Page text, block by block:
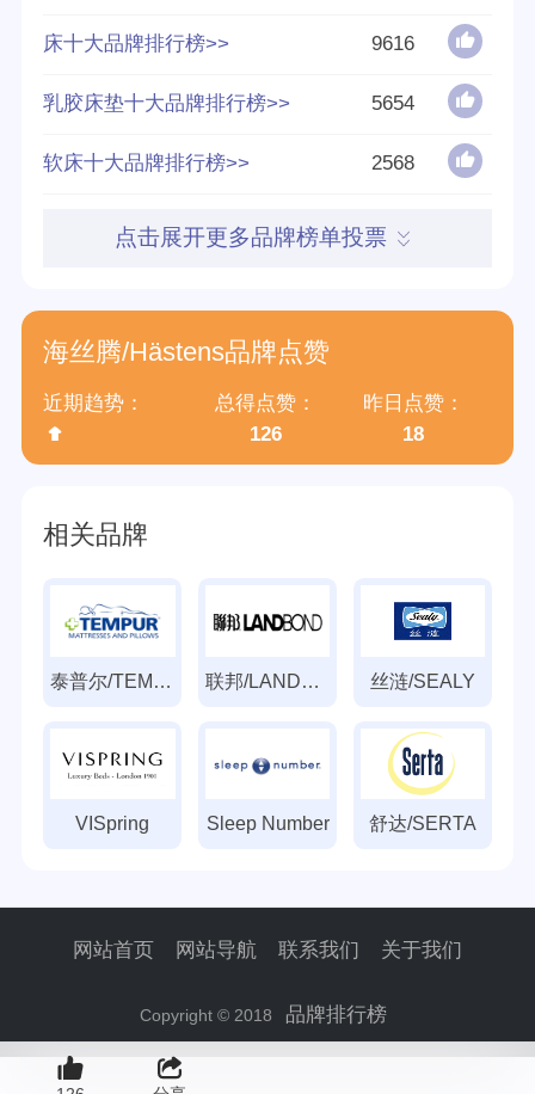
90%
床十大品牌排行榜>> 9616
乳胶床垫十大品牌排行榜>> 5654
软床十大品牌排行榜>> 2568
点击展开更多品牌榜单投票
海丝腾/Hästens品牌点赞
近期趋势：
总得点赞：
126
昨日点赞：
18
相关品牌
泰普尔/TEMPUR 联邦/LANDBOND 丝涟/SEALY
VISpring Sleep Number 舒达/SERTA
网站首页 网站导航 联系我们 关于我们
Copyright © 2018 品牌排行榜